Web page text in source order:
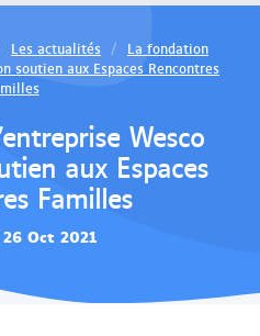
Les actualités
La fondation
soutien aux Espaces Rencontres
Wesco
aux Espaces
Familles
Oct 2021